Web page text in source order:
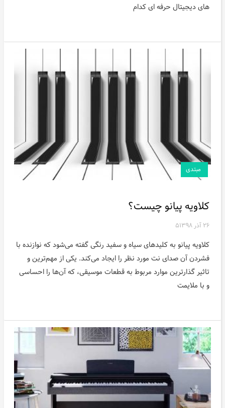
های دیجیتال حرفه ای کدام
مبتدی
کلاویه پیانو چیست؟
۲۶ آذر ۱۳۹۸ ۵
‌‌کلاویه پیانو به کلیدهای سیاه و سفید رنگی گفته می‌شود که نوازنده با
فشردن آن صدای نت مورد نظر را ایجاد می‌کند. یکی از مهم‌ترین و
تاثیر گذارترین موارد مربوط به قطعات موسیقی، که آن‌ها را احساسی
و با ملایمت